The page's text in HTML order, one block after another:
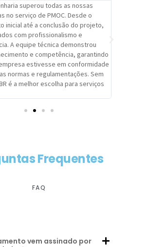
superou todas as nossas
no serviço de PMOC. Desde o
inicial até a conclusão do projeto,
com profissionalismo e
A equipe técnica demonstrou
e competência, garantindo
estivesse em conformidade
normas e regulamentações. Sem
é a melhor escolha para serviços
Frequentes
FAQ
vem assinado por